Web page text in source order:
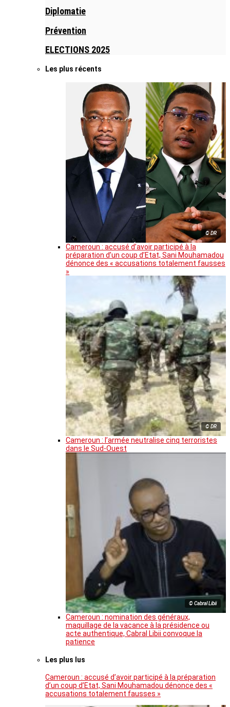
Diplomatie
Prévention
ELECTIONS 2025
Les plus récents
© DR
Cameroun : accusé d’avoir participé à la
préparation d’un coup d’Etat, Sani Mouhamadou
dénonce des « accusations totalement fausses
»
© DR
Cameroun : l’armée neutralise cinq terroristes
dans le Sud-Ouest
© Cabral Libii
Cameroun : nomination des généraux,
maquillage de la vacance à la présidence ou
acte authentique, Cabral Libii convoque la
patience
Les plus lus
Cameroun : accusé d’avoir participé à la préparation
d’un coup d’Etat, Sani Mouhamadou dénonce des «
accusations totalement fausses »